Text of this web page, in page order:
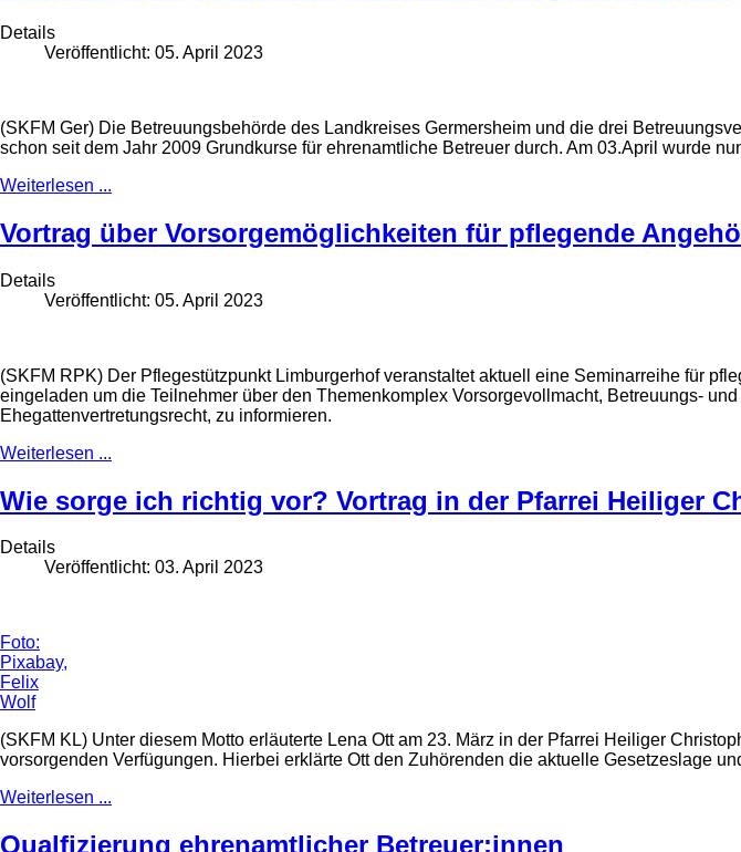
Details
Veröffentlicht: 05. April 2023
(SKFM Ger) Die Betreuungsbehörde des Landkreises Germersheim und die drei
schon seit dem Jahr 2009 Grundkurse für ehrenamtliche Betreuer durch. Am 03.April wurde
Weiterlesen ...
Vortrag über Vorsorgemöglichkeiten für pflegende
Details
Veröffentlicht: 05. April 2023
(SKFM RPK) Der Pflegestützpunkt Limburgerhof veranstaltet aktuell eine Seminarreihe für
eingeladen um die Teilnehmer über den Themenkomplex Vorsorgevollmacht, Betreuungs-
Ehegattenvertretungsrecht, zu informieren.
Weiterlesen ...
Wie sorge ich richtig vor? Vortrag in der Pfarrei Heiliger
Details
Veröffentlicht: 03. April 2023
Foto:
Pixabay,
Felix
Wolf
(SKFM KL) Unter diesem Motto erläuterte Lena Ott am 23. März in der Pfarrei Heiliger
vorsorgenden Verfügungen. Hierbei erklärte Ott den Zuhörenden die aktuelle Gesetzeslage
Weiterlesen ...
Qualfizierung ehrenamtlicher Betreuer:innen